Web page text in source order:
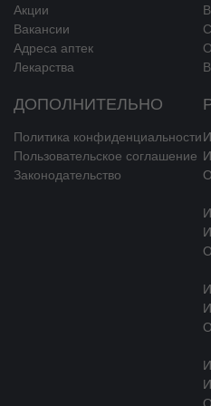
Глюкокортикостероиды (ГКС),
мембраны, образуют комплексы
цитоплазматическими
стимулируют транскрипцию
системном применении. ГКС не
воздействие на воспалительный
также влияют на углеводный,
скелетные мышцы и центральную
Влияние на
процесс и
Большинство показаний к
противоаллергическими
достигаются следующие
Акции
Вакансии
Адреса аптек
Лекарства
ДОПОЛНИТЕЛЬНО
Политика конфиденциальности
Пользовательское соглашение
Законодательство